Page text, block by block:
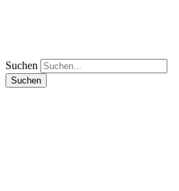
Suchen
Suchen